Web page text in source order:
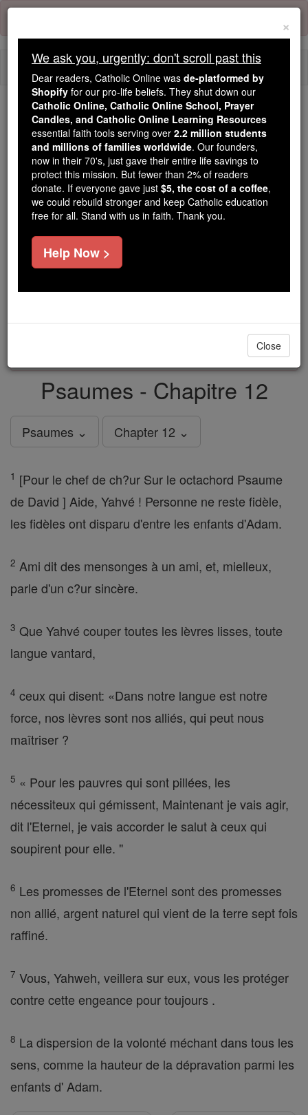
Skip
content
We ask you, urgently: don't scroll past this
Dear readers, Catholic Online
wasde-platformed by Shopify
for our pro-life beliefs. They
shut down ourCatholic
Online, Catholic Online School, Prayer Candles, and
tools serving over
families worldwide. Our founders, now in their 70's,
and keep Catholic education free for all. Stand with us
Psaumes - Chapitre 12
Psaumes ⌄ Chapter 12 ⌄
1 [Pour le chef de ch?ur Sur le octachord Psaume
de David ] Aide, Yahvé ! Personne ne reste fidèle,
les fidèles ont disparu d'entre les enfants d'Adam.
2 Ami dit des mensonges à un ami, et, mielleux,
parle d'un c?ur sincère.
3 Que Yahvé couper toutes les lèvres lisses, toute
langue vantard,
4 ceux qui disent: «Dans notre langue est notre
force, nos lèvres sont nos alliés, qui peut nous
maîtriser ?
5 « Pour les pauvres qui sont pillées, les
nécessiteux qui gémissent, Maintenant je vais agir,
dit l'Eternel, je vais accorder le salut à ceux qui
soupirent pour elle. "
6 Les promesses de l'Eternel sont des promesses
non allié, argent naturel qui vient de la terre sept fois
raffiné.
7 Vous, Yahweh, veillera sur eux, vous les protéger
contre cette engeance pour toujours .
8 La dispersion de la volonté méchant dans tous les
sens, comme la hauteur de la dépravation parmi les
enfants d' Adam.
×
We ask you, urgently: don't scroll past this
Dear readers, Catholic Online was de-platformed by
Shopify for our pro-life beliefs. They shut down our
Catholic Online, Catholic Online School, Prayer
Candles, and Catholic Online Learning Resources
essential faith tools serving over 2.2 million students
and millions of families worldwide. Our founders,
now in their 70's, just gave their entire life savings to
protect this mission. But fewer than 2% of readers
donate. If everyone gave just $5, the cost of a coffee,
we could rebuild stronger and keep Catholic education
free for all. Stand with us in faith. Thank you.
Help Now >
Close